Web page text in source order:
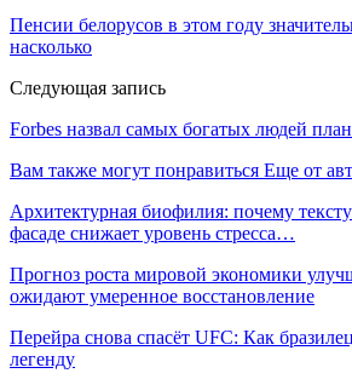
Пенсии белорусов в этом году
насколько
Следующая запись
Forbes назвал самых богатых людей
Вам также могут понравиться Еще от
Архитектурная биофилия: почему
фасаде снижает уровень стресса…
Прогноз роста мировой экономики
ожидают умеренное восстановление
Перейра снова спасёт UFC: Как
легенду